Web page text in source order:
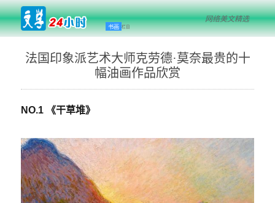
书画 栏目
网络美文精选
法国印象派艺术大师克劳德·莫奈最贵的十
幅油画作品欣赏
NO.1 《干草堆》